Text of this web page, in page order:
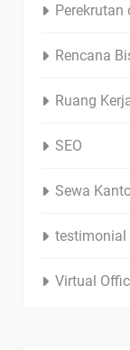
Perekrutan
Rencana
Ruang
SEO
Sewa
testimonial
Virtual